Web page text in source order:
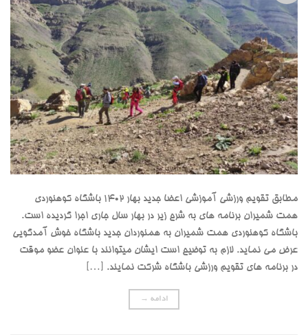
مطابق تقویم ورزشی آموزشی اعضا جدید بهار 1402 باشگاه کوهنوردی
همت شمیران برنامه های به شرح زیر در بهار سال جاری اجرا گردیده است.
باشگاه کوهنوردی همت شمیران به همنوردان جدید باشگاه خوش آمدگویی
عرض می نماید. لازم به توضیح است ایشان میتوانند با عنوان عضو موقت
در برنامه های تقویم ورزشی باشگاه شرکت نمایند. […]
ادامه →